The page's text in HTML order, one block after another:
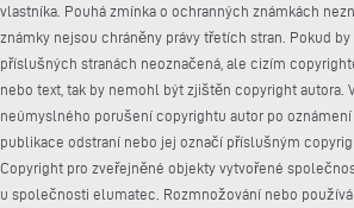
vlastníka. Pouhá zmínka o ochranných známkách
známky nejsou chráněny právy třetích stran. Pokud
příslušných stranách neoznačená, ale cizím
nebo text, tak by nemohl být zjištěn copyright autora.
neúmyslného porušení copyrightu autor po
publikace odstraní nebo jej označí příslušným
Copyright pro zveřejněné objekty vytvořené
u společnosti elumatec. Rozmnožování nebo